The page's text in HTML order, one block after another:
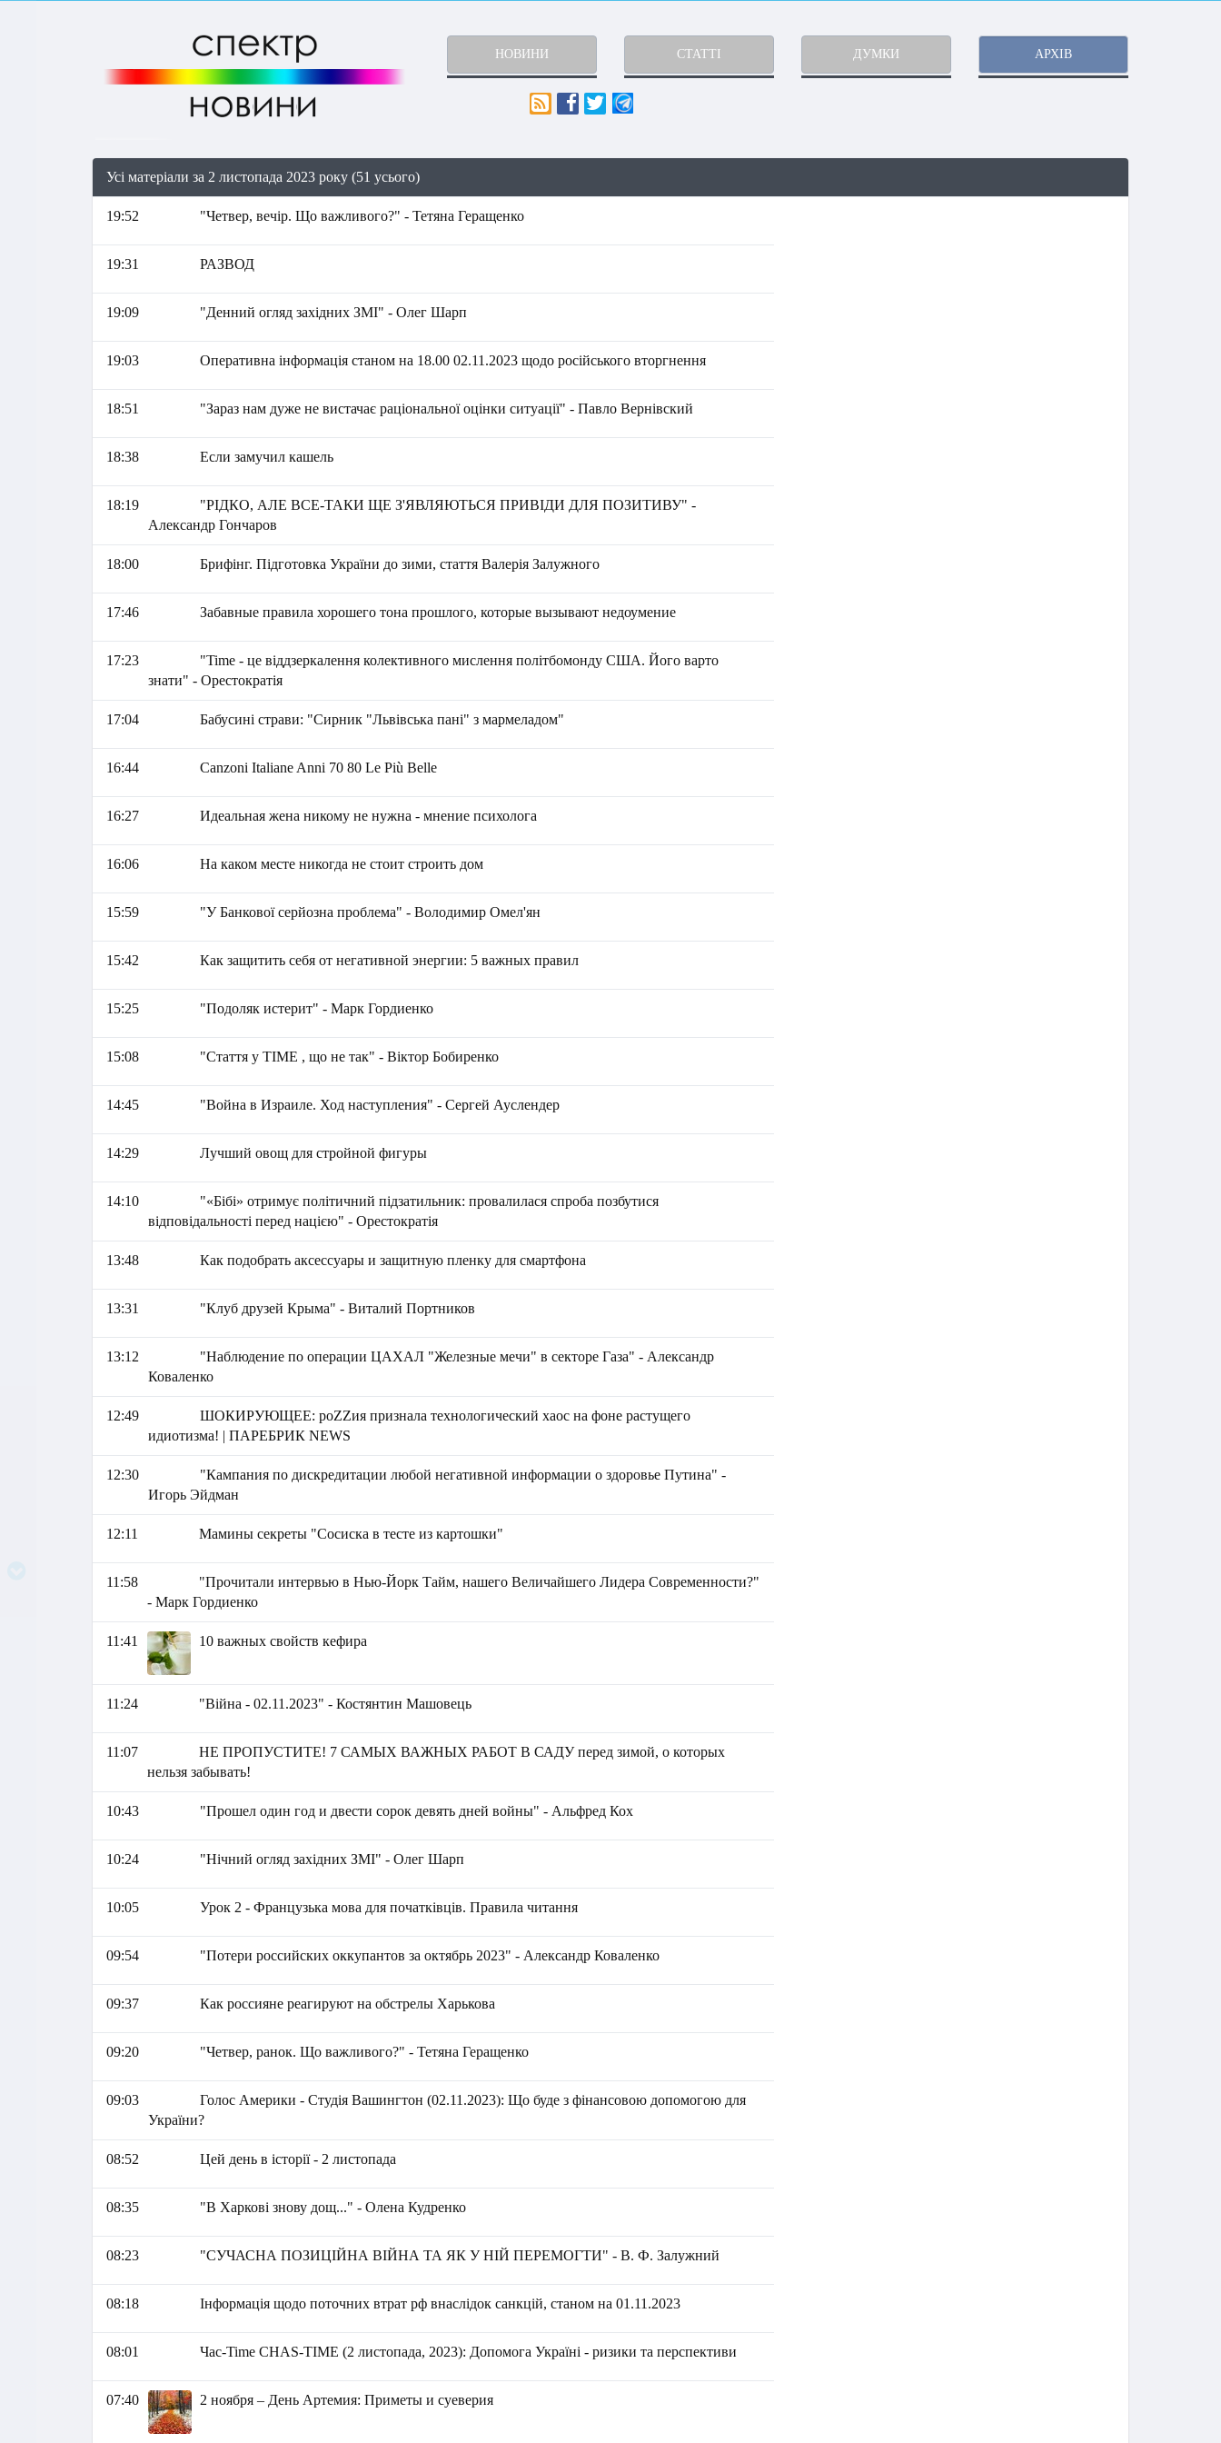
НОВИНИ СТАТТІ ДУМКИ АРХІВ
Усі матеріали за 2 листопада 2023 року (51 усього)
19:52 "Четвер, вечір. Що важливого?" - Тетяна Геращенко
19:31 РАЗBОД
19:09 "Денний огляд західних ЗМІ" - Олег Шарп
19:03 Оперативна інформація станом на 18.00 02.11.2023 щодо російського вторгнення
18:51 "Зараз нам дуже не вистачає раціональної оцінки ситуації" - Павло Вернівский
18:38 Если замучил кашель
18:19
"РІДКО, АЛЕ ВСЕ-ТАКИ ЩЕ З'ЯВЛЯЮТЬСЯ ПРИВІДИ ДЛЯ ПОЗИТИВУ" -
Александр Гончаров
18:00 Брифінг. Підготовка України до зими, стаття Валерія Залужного
17:46 Забавные правила хорошего тона прошлого, которые вызывают недоумение
17:23
"Time - це віддзеркалення колективного мислення політбомонду США. Його варто
знати" - Орестократія
17:04 Бабусині страви: "Сирник "Львівська пані" з мармеладом"
16:44 Canzoni Italiane Anni 70 80 Le Più Belle
16:27 Идеальная жена никому не нужна - мнение психолога
16:06 На каком месте никогда не стоит строить дом
15:59 "У Банкової серйозна проблема" - Володимир Омел'ян
15:42 Как защитить себя от негативной энергии: 5 важных правил
15:25 "Подоляк истерит" - Марк Гордиенко
15:08 "Стаття у TIME , що не так" - Віктор Бобиренко
14:45 "Война в Израиле. Ход наступления" - Сергей Ауслендер
14:29 Лучший овощ для стройной фигуры
14:10
"«Бібі» отримує політичний підзатильник: провалилася спроба позбутися
відповідальності перед нацією" - Орестократія
13:48 Как подобрать аксессуары и защитную пленку для смартфона
13:31 "Клуб друзей Крыма" - Виталий Портников
13:12
"Наблюдение по операции ЦАХАЛ "Железные мечи" в секторе Газа" - Александр
Коваленко
12:49
ШОКИРУЮЩЕЕ: роZZия признала технологический хаос на фоне растущего
идиотизма! | ПАРЕБРИК NEWS
12:30
"Кампания по дискредитации любой негативной информации о здоровье Путина" -
Игорь Эйдман
12:11 Мамины секреты "Сосиска в тесте из картошки"
11:58
"Прочитали интервью в Нью-Йорк Тайм, нашего Величайшего Лидера Современности?"
- Марк Гордиенко
11:41 10 важных свойств кефира
11:24 "Війна - 02.11.2023" - Костянтин Машовець
11:07
НЕ ПРОПУСТИТЕ! 7 САМЫХ ВАЖНЫХ РАБОТ В САДУ перед зимой, о которых
нельзя забывать!
10:43 "Прошел один год и двести сорок девять дней войны" - Альфред Кох
10:24 "Нічний огляд західних ЗМІ" - Олег Шарп
10:05 Урок 2 - Французька мова для початківців. Правила читання
09:54 "Потери российских оккупантов за октябрь 2023" - Александр Коваленко
09:37 Как россияне реагируют на обстрелы Харькова
09:20 "Четвер, ранок. Що важливого?" - Тетяна Геращенко
09:03
Голос Америки - Студія Вашингтон (02.11.2023): Що буде з фінансовою допомогою для
України?
08:52 Цей день в історії - 2 листопада
08:35 "В Харкові знову дощ..." - Олена Кудренко
08:23 "СУЧАСНА ПОЗИЦІЙНА ВІЙНА ТА ЯК У НІЙ ПЕРЕМОГТИ" - В. Ф. Залужний
08:18 Інформація щодо поточних втрат рф внаслідок санкцій, станом на 01.11.2023
08:01 Час-Time CHAS-TIME (2 листопада, 2023): Допомога Україні - ризики та перспективи
07:40 2 ноября – День Артемия: Приметы и суеверия